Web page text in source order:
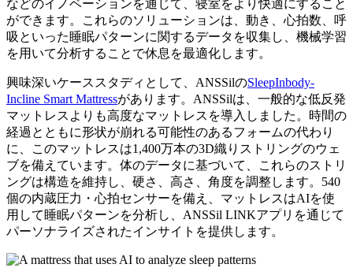
などのイノベーションを通じて、寝室をより快適にすること
ができます。これらのソリューションは、動き、心拍数、呼
吸といった睡眠パターンに関するデータを収集し、機械学習
を用いて分析することで休息を最適化します。
興味深いケーススタディとして、ANSSilのSleepInbody-
Incline Smart Mattressがあります。ANSSilは、一般的な低反発
マットレスよりも高度なマットレスを導入しました。時間の
経過とともに形状が崩れる可能性のあるフォームの代わり
に、このマットレスは1,400万本の3D織りストリングのウェ
ブを備えています。体のデータに基づいて、これらのストリ
ングは構造を維持し、硬さ、高さ、角度を調整します。540
個の内蔵圧力・心拍センサーを備え、マットレスはAIを使
用して睡眠パターンを分析し、ANSSil LINKアプリを通じて
パーソナライズされたインサイトを提供します。